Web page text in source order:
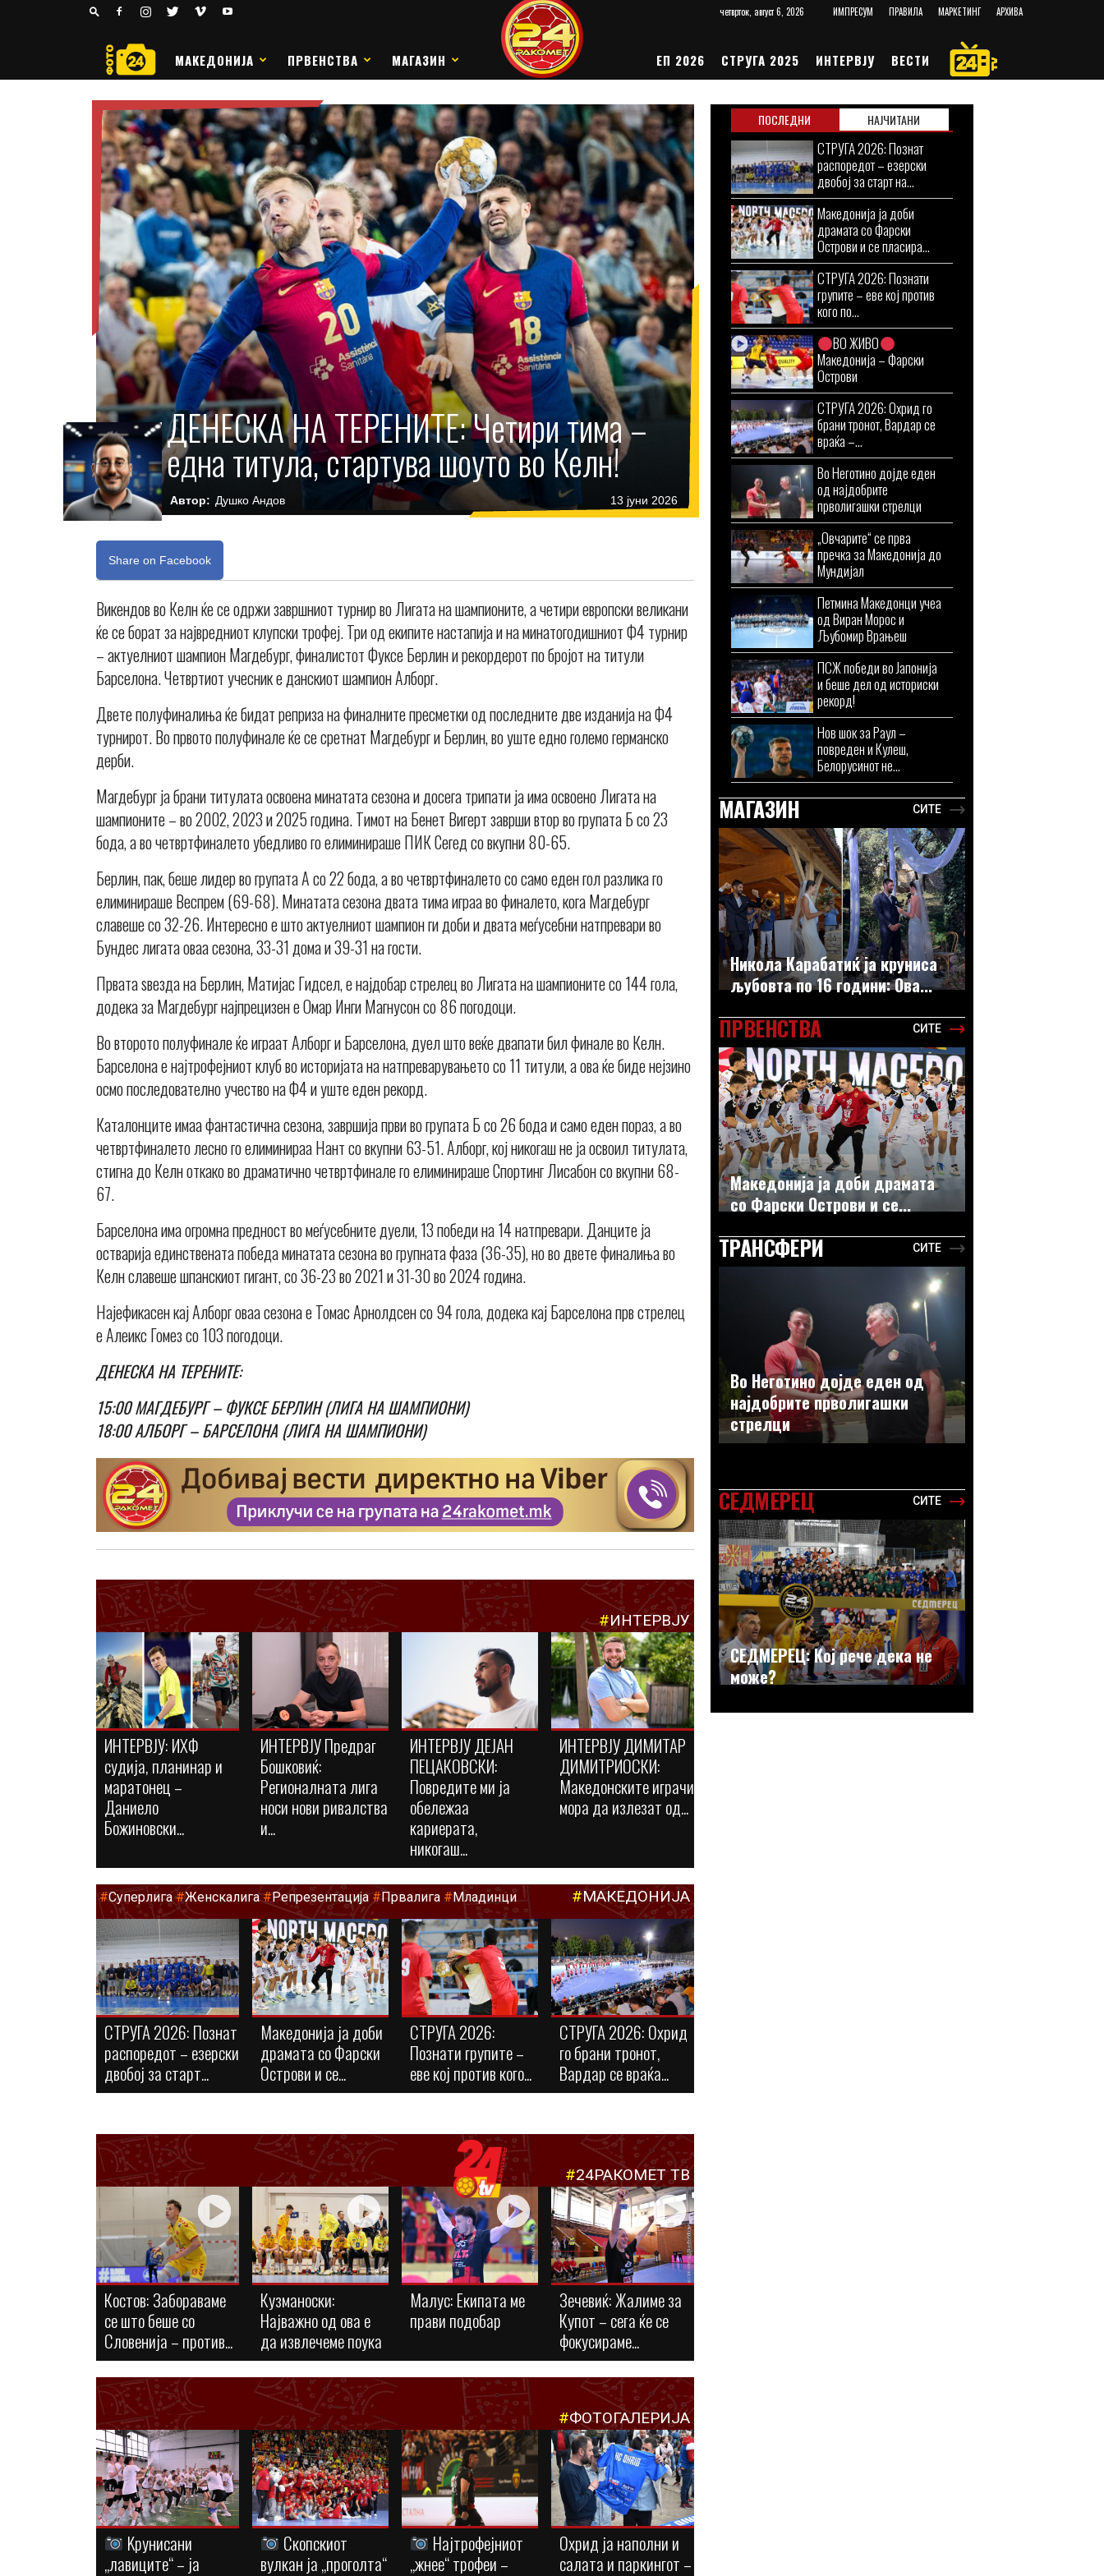
четврток, август 6, 2026 ИМПРЕСУМ ПРАВИЛА МАРКЕТИНГ АРХИВА
РАКОМЕТ
МАКЕДОНИЈА ПРВЕНСТВА МАГАЗИН ЕП 2026 СТРУГА 2025 ИНТЕРВЈУ ВЕСТИ
ДЕНЕСКА НА ТЕРЕНИТЕ: Четири тима –
една титула, стартува шоуто во Келн!
Автор: Душко Андов 13 јуни 2026
Share on Facebook
Викендов во Келн ќе се одржи завршниот турнир во Лигата на шампионите, а четири европски великани
ќе се борат за највредниот клупски трофеј. Три од екипите настапија и на минатогодишниот Ф4 турнир
– актуелниот шампион Магдебург, финалистот Фуксе Берлин и рекордерот по бројот на титули
Барселона. Четвртиот учесник е данскиот шампион Алборг.
Двете полуфиналиња ќе бидат реприза на финалните пресметки од последните две изданија на Ф4
турнирот. Во првото полуфинале ќе се сретнат Магдебург и Берлин, во уште едно големо германско
дерби.
Магдебург ја брани титулата освоена минатата сезона и досега трипати ја има освоено Лигата на
шампионите – во 2002, 2023 и 2025 година. Тимот на Бенет Вигерт заврши втор во групата Б со 23
бода, а во четвртфиналето убедливо го елиминираше ПИК Сегед со вкупни 80-65.
Берлин, пак, беше лидер во групата А со 22 бода, а во четвртфиналето со само еден гол разлика го
елиминираше Веспрем (69-68). Минатата сезона двата тима играа во финалето, кога Магдебург
славеше со 32-26. Интересно е што актуелниот шампион ги доби и двата меѓусебни натпревари во
Бундес лигата оваа сезона, 33-31 дома и 39-31 на гости.
Првата ѕвезда на Берлин, Матијас Гидсел, е најдобар стрелец во Лигата на шампионите со 144 гола,
додека за Магдебург најпрецизен е Омар Инги Магнусон со 86 погодоци.
Во второто полуфинале ќе играат Алборг и Барселона, дуел што веќе двапати бил финале во Келн.
Барселона е најтрофејниот клуб во историјата на натпреварувањето со 11 титули, а ова ќе биде нејзино
осмо последователно учество на Ф4 и уште еден рекорд.
Каталонците имаа фантастична сезона, завршија први во групата Б со 26 бода и само еден пораз, а во
четвртфиналето лесно го елиминираа Нант со вкупни 63-51. Алборг, кој никогаш не ја освоил титулата,
стигна до Келн откако во драматично четвртфинале го елиминираше Спортинг Лисабон со вкупни 68-
67.
Барселона има огромна предност во меѓусебните дуели, 13 победи на 14 натпревари. Данците ја
остварија единствената победа минатата сезона во групната фаза (36-35), но во двете финалиња во
Келн славеше шпанскиот гигант, со 36-23 во 2021 и 31-30 во 2024 година.
Најефикасен кај Алборг оваа сезона е Томас Арнолдсен со 94 гола, додека кај Барселона прв стрелец
е Алеикс Гомез со 103 погодоци.
ДЕНЕСКА НА ТЕРЕНИТЕ:
15:00 МАГДЕБУРГ – ФУКСЕ БЕРЛИН (ЛИГА НА ШАМПИОНИ)
18:00 АЛБОРГ – БАРСЕЛОНА (ЛИГА НА ШАМПИОНИ)
#ИНТЕРВЈУ
ИНТЕРВЈУ: ИХФ
судија, планинар и
маратонец –
Даниело
Божиновски...
ИНТЕРВЈУ Предраг
Бошковиќ:
Регионалната лига
носи нови ривалства
и...
ИНТЕРВЈУ ДЕЈАН
ПЕЦАКОВСКИ:
Повредите ми ја
обележаа
кариерата,
никогаш...
ИНТЕРВЈУ ДИМИТАР
ДИМИТРИОСКИ:
Македонските играчи
мора да излезат од...
#Суперлига #Женскалига#Репрезентација #Првалига #Младинци #МАКЕДОНИЈА
СТРУГА 2026: Познат
распоредот – езерски
двобој за старт...
Македонија ја доби
драмата со Фарски
Острови и се...
СТРУГА 2026:
Познати групите –
еве кој против кого...
СТРУГА 2026: Охрид
го брани тронот,
Вардар се враќа...
#24РАКОМЕТ ТВ
Костов: Забораваме
се што беше со
Словенија – против...
Кузманоски:
Најважно од ова е
да извлечеме поука
Малус: Eкипата ме
прави подобар
Зечевиќ: Жалиме за
Купот – сега ќе се
фокусираме...
#ФОТОГАЛЕРИЈА
Kрунисани
„лавиците“ – ја
Скопскиот
вулкан ја „проголта“
Најтрофејниот
„жнее“ трофеи –
Охрид ја наполни и
салата и паркингот –
ПОСЛЕДНИ НАЈЧИТАНИ
СТРУГА 2026: Познат
распоредот – езерски
двобој за старт на...
Македонија ја доби
драмата со Фарски
Острови и се пласира...
СТРУГА 2026: Познати
групите – еве кој против
кого по...
ВО ЖИВО
Македонија – Фарски
Острови
СТРУГА 2026: Охрид го
брани тронот, Вардар се
враќа –...
Во Неготино дојде еден
од најдобрите
прволигашки стрелци
„Овчарите“ се прва
пречка за Македонија до
Мундијал
Петмина Македонци учеа
од Виран Морос и
Љубомир Врањеш
ПСЖ победи во Јапонија
и беше дел од историски
рекорд!
Нов шок за Раул –
повреден и Кулеш,
Белорусинот не...
МАГАЗИН СИТЕ
Никола Карабатиќ ја круниса
љубовта по 16 години: Ова...
ПРВЕНСТВА СИТЕ
Македонија ја доби драмата
со Фарски Острови и се...
ТРАНСФЕРИ СИТЕ
Во Неготино дојде еден од
најдобрите прволигашки
стрелци
СЕДМЕРЕЦ СИТЕ
СЕДМЕРЕЦ: Кој рече дека не
може?